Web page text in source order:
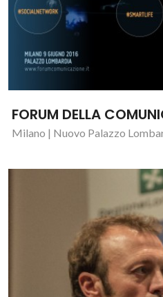
FORUM DELLA
Milano | Nuovo Palazzo